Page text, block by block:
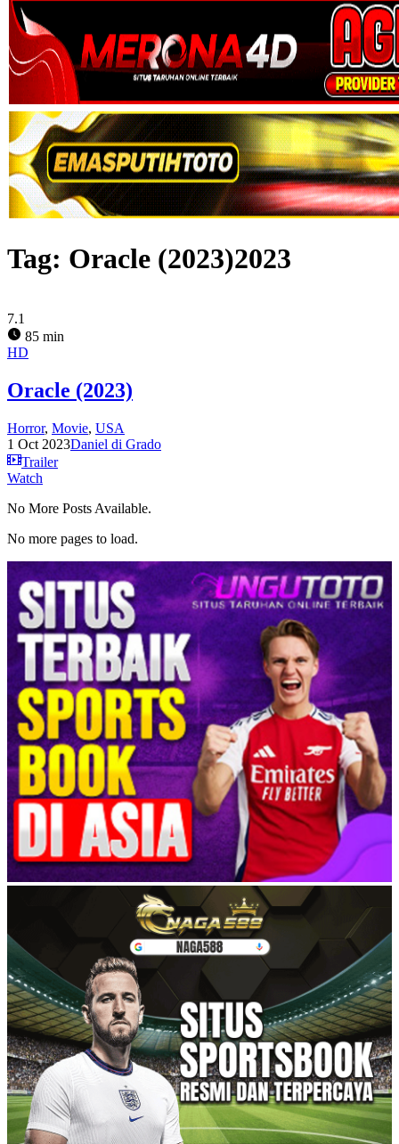
Tag: Oracle (2023)2023
7.1
85 min
HD
Oracle (2023)
Horror, Movie, USA
1 Oct 2023Daniel di Grado
Trailer
Watch
No More Posts Available.
No more pages to load.